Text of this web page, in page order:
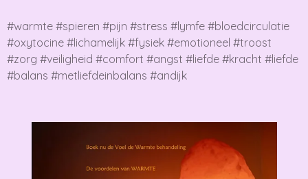
#warmte #spieren #pijn #stress #lymfe #bloedcirculatie
#oxytocine #lichamelijk #fysiek #emotioneel #troost
#zorg #veiligheid #comfort #angst #liefde #kracht #liefde
#balans #metliefdeinbalans #andijk